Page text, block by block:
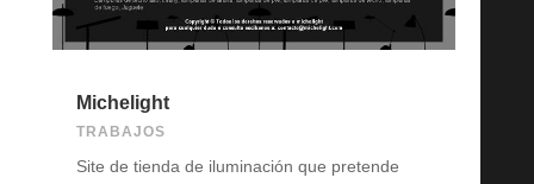
Michelight
TRABAJOS
Site de tienda de iluminación que pretende